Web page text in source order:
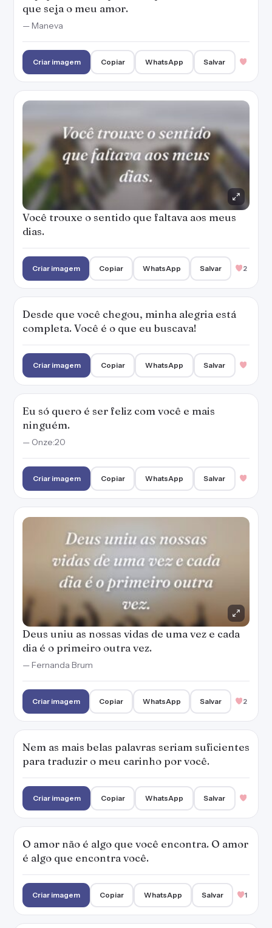
que seja o meu amor.
— Maneva
Criar imagem Copiar WhatsApp Salvar
Você trouxe o sentido que faltava aos meus
dias.
Criar imagem Copiar WhatsApp Salvar 2
Desde que você chegou, minha alegria está
completa. Você é o que eu buscava!
Criar imagem Copiar WhatsApp Salvar
Eu só quero é ser feliz com você e mais
ninguém.
— Onze:20
Criar imagem Copiar WhatsApp Salvar
Deus uniu as nossas vidas de uma vez e cada
dia é o primeiro outra vez.
— Fernanda Brum
Criar imagem Copiar WhatsApp Salvar 2
Nem as mais belas palavras seriam suficientes
para traduzir o meu carinho por você.
Criar imagem Copiar WhatsApp Salvar
O amor não é algo que você encontra. O amor
é algo que encontra você.
Criar imagem Copiar WhatsApp Salvar 1